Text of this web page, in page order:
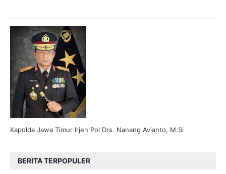
Kapolda Jawa Timur Irjen Pol Drs. Nanang Avianto, M.Si
BERITA TERPOPULER